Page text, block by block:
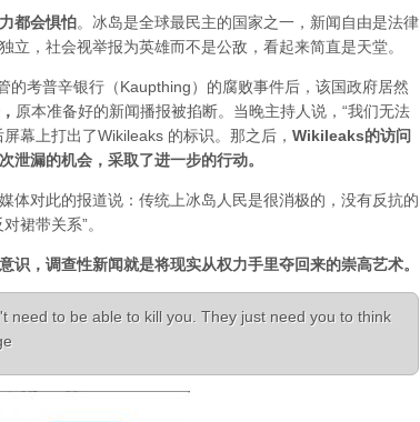
都会惧怕。 冰岛是全球最民主的国家之一，新闻自由是法律
，社会视举报为英雄而不是公敌，看起来简直是天堂。
考普辛银行（Kaupthing）的腐败事件后，该国政府居然
， 原本准备好的新闻播报被掐断。当晚主持人说，“我们无法
幕上打出了Wikileaks 的标识。那之后， Wikileaks的访问
泄漏的机会，采取了进一步的行动。
体对此的报道说：传统上冰岛人民是很消极的，没有反抗的
裙带关系”。
，调查性新闻就是将现实从权力手里夺回来的崇高艺术。
need to be able to kill you. They just need you to think